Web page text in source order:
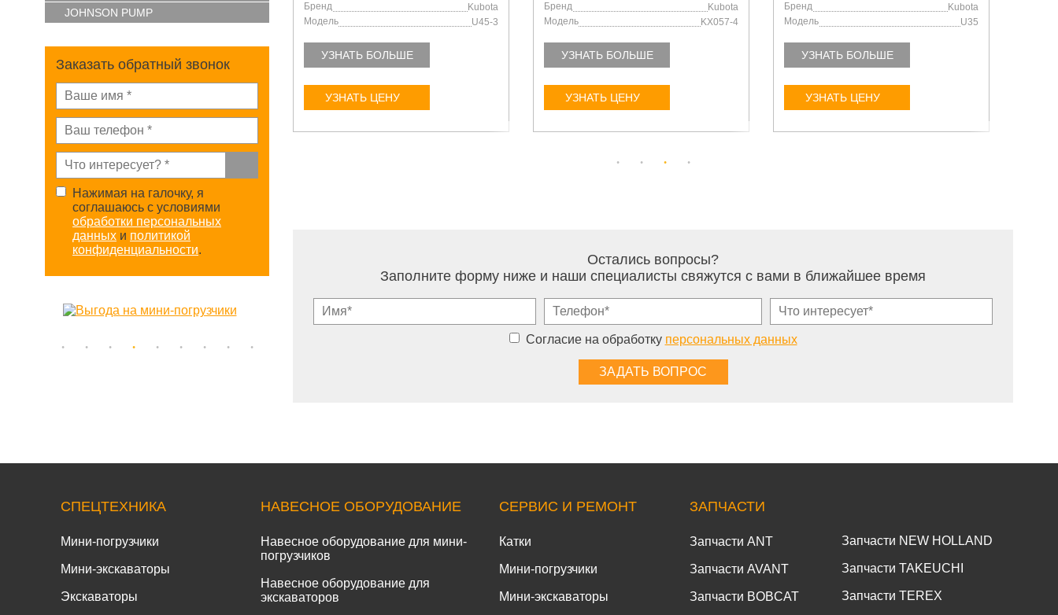
JOHNSON PUMP
Заказать обратный звонок
Нажимая на галочку, я
соглашаюсь с условиями
обработки персональных
данных и политикой
конфиденциальности.
Бренд
Модель
U48-4
УЗНАТЬ ЦЕНУ
Бренд
Kubota
Модель
U45-3
УЗНАТЬ БОЛЬШЕ
УЗНАТЬ ЦЕНУ
Бренд
Kubota
Модель
KX057-4
УЗНАТЬ БОЛЬШЕ
УЗНАТЬ ЦЕНУ
Бренд
Kubota
Модель
U35
УЗНАТЬ БОЛЬШЕ
УЗНАТЬ ЦЕНУ
Остались вопросы?
Заполните форму ниже и наши специалисты свяжутся с вами в ближайшее время
Согласие на обработку персональных данных
СПЕЦТЕХНИКА
Мини-погрузчики
Мини-экскаваторы
Экскаваторы
НАВЕСНОЕ ОБОРУДОВАНИЕ
Навесное оборудование для мини-
погрузчиков
Навесное оборудование для
экскаваторов
СЕРВИС И РЕМОНТ
Катки
Мини-погрузчики
Мини-экскаваторы
ЗАПЧАСТИ
Запчасти ANT
Запчасти AVANT
Запчасти BOBCAT
Запчасти NEW HOLLAND
Запчасти TAKEUCHI
Запчасти TEREX